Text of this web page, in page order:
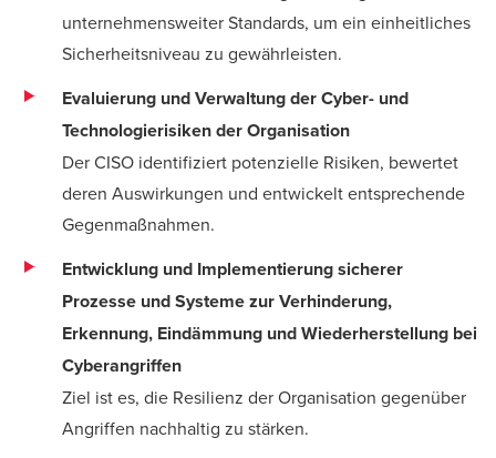
unternehmensweiter Standards, um ein einheitliches
Sicherheitsniveau zu gewährleisten.
Evaluierung und Verwaltung der Cyber- und
Technologierisiken der Organisation
Der CISO identifiziert potenzielle Risiken, bewertet
deren Auswirkungen und entwickelt entsprechende
Gegenmaßnahmen.
Entwicklung und Implementierung sicherer
Prozesse und Systeme zur Verhinderung,
Erkennung, Eindämmung und Wiederherstellung bei
Cyberangriffen
Ziel ist es, die Resilienz der Organisation gegenüber
Angriffen nachhaltig zu stärken.